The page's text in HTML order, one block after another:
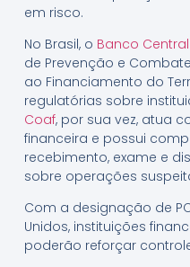
em risco.
No Brasil, o Banco Central
de Prevenção e
ao Financiamento do
regulatórias sobre
Coaf, por sua vez, atua
financeira e possui
recebimento, exame e
sobre operações
Com a designação de
Unidos, instituições
poderão reforçar